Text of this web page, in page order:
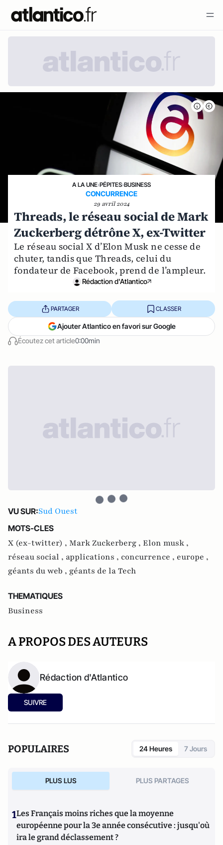
A LA UNE›PÉPITES›BUSINESS
CONCURRENCE
29 avril 2024
Threads, le réseau social de Mark
Zuckerberg détrône X, ex-Twitter
Le réseau social X d’Elon Musk ne cesse de
chuter, tandis que Threads, celui du
fondateur de Facebook, prend de l’ampleur.
Rédaction d'Atlantico
Écoutez cet article0:00min
PARTAGER CLASSER
Ajouter Atlantico en favori sur Google
VU SUR:Sud Ouest
MOTS-CLES
X (ex-twitter) , Mark Zuckerberg , Elon musk ,
réseau social , applications , concurrence , europe ,
géants du web , géants de la Tech
THEMATIQUES
Business
A PROPOS DES AUTEURS
Rédaction d'Atlantico
SUIVRE
POPULAIRES 24 Heures 7 Jours
PLUS LUS PLUS PARTAGES
1Les Français moins riches que la moyenne
européenne pour la 3e année consécutive : jusqu'où
ira le grand déclassement ?